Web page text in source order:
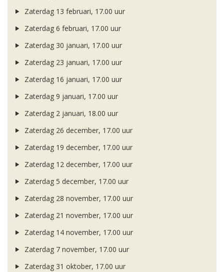
Zaterdag 13 februari, 17.00 uur
Zaterdag 6 februari, 17.00 uur
Zaterdag 30 januari, 17.00 uur
Zaterdag 23 januari, 17.00 uur
Zaterdag 16 januari, 17.00 uur
Zaterdag 9 januari, 17.00 uur
Zaterdag 2 januari, 18.00 uur
Zaterdag 26 december, 17.00 uur
Zaterdag 19 december, 17.00 uur
Zaterdag 12 december, 17.00 uur
Zaterdag 5 december, 17.00 uur
Zaterdag 28 november, 17.00 uur
Zaterdag 21 november, 17.00 uur
Zaterdag 14 november, 17.00 uur
Zaterdag 7 november, 17.00 uur
Zaterdag 31 oktober, 17.00 uur